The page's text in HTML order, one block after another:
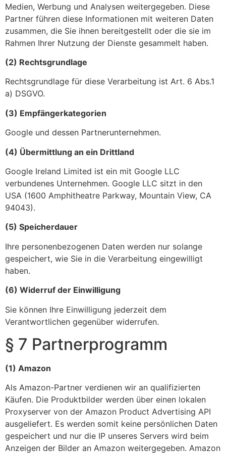
Medien, Werbung und Analysen weitergegeben. Diese
Partner führen diese Informationen mit weiteren Daten
zusammen, die Sie ihnen bereitgestellt oder die sie im
Rahmen Ihrer Nutzung der Dienste gesammelt haben.
(2) Rechtsgrundlage
Rechtsgrundlage für diese Verarbeitung ist Art. 6 Abs.1
a) DSGVO.
(3) Empfängerkategorien
Google und dessen Partnerunternehmen.
(4) Übermittlung an ein Drittland
Google Ireland Limited ist ein mit Google LLC
verbundenes Unternehmen. Google LLC sitzt in den
USA (1600 Amphitheatre Parkway, Mountain View, CA
94043).
(5) Speicherdauer
Ihre personenbezogenen Daten werden nur solange
gespeichert, wie Sie in die Verarbeitung eingewilligt
haben.
(6) Widerruf der Einwilligung
Sie können Ihre Einwilligung jederzeit dem
Verantwortlichen gegenüber widerrufen.
§ 7 Partnerprogramm
(1) Amazon
Als Amazon-Partner verdienen wir an qualifizierten
Käufen. Die Produktbilder werden über einen lokalen
Proxyserver von der Amazon Product Advertising API
ausgeliefert. Es werden somit keine persönlichen Daten
gespeichert und nur die IP unseres Servers wird beim
Anzeigen der Bilder an Amazon weitergegeben. Amazon